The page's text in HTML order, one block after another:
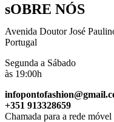
sOBRE NÓS
Avenida Doutor José
Portugal
Segunda a
às 19:00h
+351 913328659
Chamada para a rede